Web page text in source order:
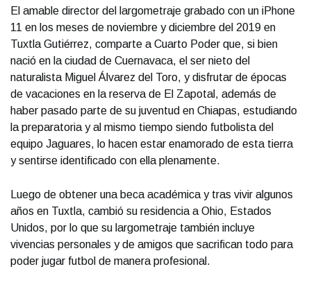
El amable director del largometraje grabado con un iPhone
11 en los meses de noviembre y diciembre del 2019 en
Tuxtla Gutiérrez, comparte a Cuarto Poder que, si bien
nació en la ciudad de Cuernavaca, el ser nieto del
naturalista Miguel Álvarez del Toro, y disfrutar de épocas
de vacaciones en la reserva de El Zapotal, además de
haber pasado parte de su juventud en Chiapas, estudiando
la preparatoria y al mismo tiempo siendo futbolista del
equipo Jaguares, lo hacen estar enamorado de esta tierra
y sentirse identificado con ella plenamente.
Luego de obtener una beca académica y tras vivir algunos
años en Tuxtla, cambió su residencia a Ohio, Estados
Unidos, por lo que su largometraje también incluye
vivencias personales y de amigos que sacrifican todo para
poder jugar futbol de manera profesional.